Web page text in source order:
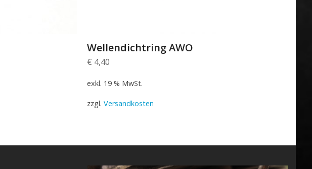
Wellendichtring AWO
€ 4,40
exkl. 19 % MwSt.
zzgl. Versandkosten